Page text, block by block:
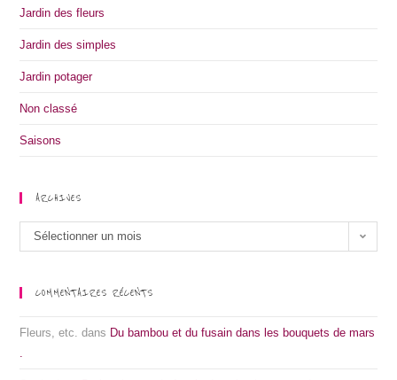
Jardin des fleurs
Jardin des simples
Jardin potager
Non classé
Saisons
ARCHIVES
Archives
Sélectionner un mois
COMMENTAIRES RÉCENTS
Fleurs, etc. dans Du bambou et du fusain dans les bouquets de mars
.